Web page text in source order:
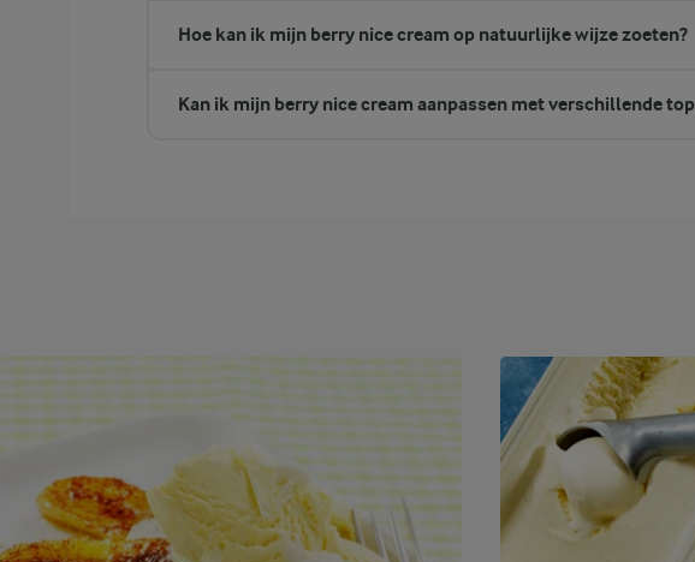
Hoe kan ik mijn berry nice cream op natuurlijke wijze zoeten?
Kan ik mijn berry nice cream aanpassen met verschillende